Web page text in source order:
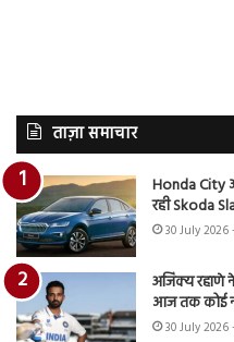
ताज़ा समाचार
Honda City
रही Skoda
30 July 2026
अजिंक्य रहाणे
आज तक कोई
30 July 2026